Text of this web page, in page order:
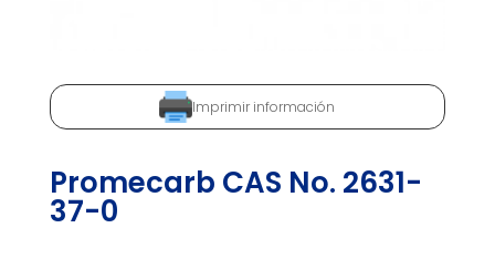
Imprimir información
Promecarb CAS No. 2631-
37-0